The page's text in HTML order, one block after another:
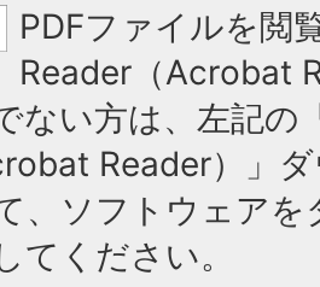
PDFファイルを閲
Reader（Acrobat
ない方は、左記の
Reader）」
、ソフトウェア
てください。